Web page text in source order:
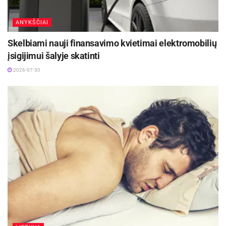
Saldus miega stiprina žmogų emociškai
„Jei pastebite, kad iki vėlumos be sustojimo
naršote telefone ar žiūrite mėgstamus serialus,
nors žinote, kad jums reikia poilsio, tikriausiai
atidėliojate miegą iš keršto (angl.revenge
bedroom procrastination). Tai vis dažniau
pasikartojantis įprotis, kuriuo žmonės bando
ANYKŠČIAI
Skelbiami nauji finansavimo kvietimai elektromobilių
įsigijimui šalyje skatinti
2026-07-30